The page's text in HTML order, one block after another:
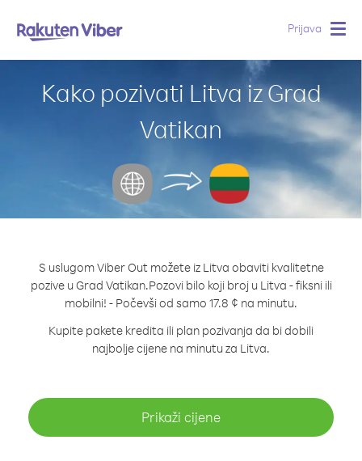
Prijava
Kako pozivati Litva iz Grad
Vatikan
S uslugom Viber Out možete iz Litva obaviti kvalitetne
pozive u Grad Vatikan.Pozovi bilo koji broj u Litva - fiksni ili
mobilni! - Počevši od samo 17.8 ¢ na minutu.
Kupite pakete kredita ili plan pozivanja da bi dobili
najbolje cijene na minutu za Litva.
Prikaži cijene